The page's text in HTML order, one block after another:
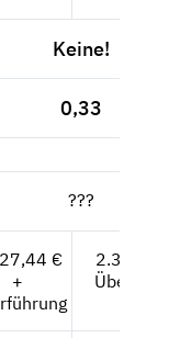
Keine!
0,33
???
€
+
2.376,--